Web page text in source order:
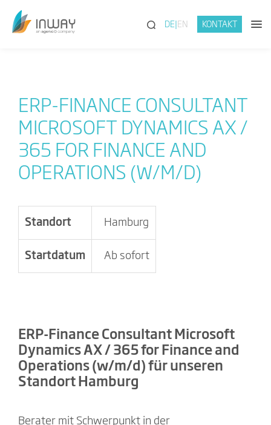
(SUCHE)
DE EN KONTAKT
ERP-FINANCE CONSULTANT
MICROSOFT DYNAMICS AX /
365 FOR FINANCE AND
OPERATIONS (W/M/D)
Standort Hamburg
Startdatum Ab sofort
ERP-Finance Consultant Microsoft
Dynamics AX / 365 for Finance and
Operations (w/m/d) für unseren
Standort Hamburg
Berater mit Schwerpunkt in der